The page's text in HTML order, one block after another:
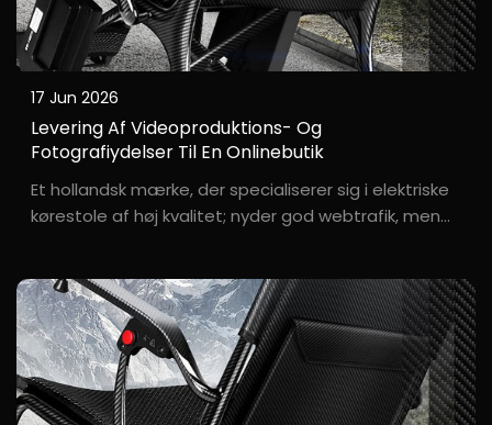
17 Jun 2026
Levering Af Videoproduktions- Og
Fotografiydelser Til En Onlinebutik
Et hollandsk mærke, der specialiserer sig i elektriske
kørestole af høj kvalitet; nyder god webtrafik, men
øverste kvalitet, men billederne på vores
hjemmeside så altid billig ud,» bemærkede O**r Eva,
...